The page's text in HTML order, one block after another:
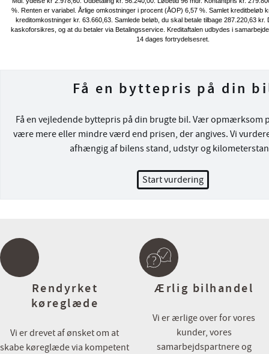
Vi har et af Danmarks største udvalg af brugte elbiler til nogle af
attraktive priser. Som kunde i Cars er du i trygge hænder, vi
bil og tilbehør, til valg af lade løsning, forsikring og finansiering,
⭐️ Mulighed for levering i hele DK ⭐️
Salgsafdelingens åbningstider:
Mandag – Fredag kl. 09.00-17.30
Lørdag og søndag kl. 11.00-16.00
Hos Cars har du altid mulighed for:
💳 Attraktive finansieringsmuligheder både med og uden
Kontakt eller besøg os her:
📞 86 150 150
💻 www.cars.dk
📧 9800@cars.dk
Du er altid meget velkommen i vores flotte showroom, men vi
Få en byttepris på din
Få en vejledende byttepris på din brugte bil. Vær opmærksom
være mere eller mindre værd end prisen, der angives. Vi
afhængig af bilens stand, udstyr og
Start vurdering
Rendyrket
køreglæde
Vi er drevet af ønsket om at
skabe køreglæde via kompetent
Ærlig bilhandel
Vi er ærlige over for vores
kunder, vores
samarbejdspartnere og